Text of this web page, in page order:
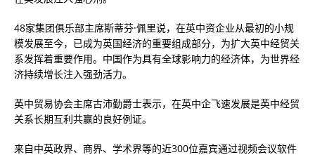
48家集团俱乐部主席斯蒂芬·佩里说，在英中资企业从最初的小规
模发展至今，已成为英国经济的重要组成部分，为扩大英中经贸关
系发挥着重要作用。中国作为具有全球影响力的经济体，为世界经
济持续增长注入强劲活力。
英中贸易协会主席古沛勤爵士表示，在英中企飞速发展是英中经贸
关系长期互利共赢的良好例证。
来自中英政界、商界、学术界等的近300位嘉宾通过视频会议软件